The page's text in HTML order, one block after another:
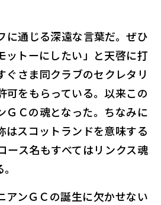
に通じる深遠な言葉だ。ぜひ
ットーにしたい」と天啓に打
ぐさま同クラブのセクレタリ
可をもらっている。以来この
ＧＣの魂となった。ちなみに
はスコットランドを意味する
ース名もすべてはリンクス魂
アンＧＣの誕生に欠かせない